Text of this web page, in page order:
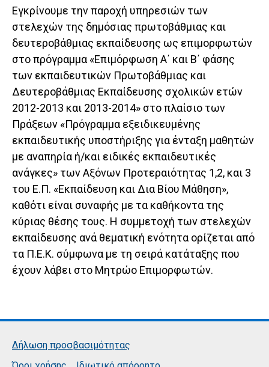
Εγκρίνουμε την παροχή υπηρεσιών των
στελεχών της δημόσιας πρωτοβάθμιας και
δευτεροβάθμιας εκπαίδευ­σης ως επιμορφωτών
στο πρόγραμμα «Επιμόρφωση Α΄ και Β΄ φάσης
των εκπαιδευτικών Πρωτοβάθμιας και
Δευτεροβάθμιας Εκπαίδευσης σχολικών ετών
2012-2013 και 2013-2014» στο πλαίσιο των
Πράξεων «Πρόγραμμα εξειδικευμένης
εκπαιδευτικής υποστήριξης για έντα­ξη μαθητών
με αναπηρία ή/και ειδικές εκπαιδευτικές
ανάγκες» των Αξόνων Προτεραιότητας 1,2, και 3
του Ε.Π. «Εκπαίδευση και Δια Βίου Μάθηση»,
καθότι είναι συναφής με τα καθήκοντα της
κύριας θέσης τους. Η συμμετοχή των στελεχών
εκπαίδευσης ανά θεματική ενότητα ορίζεται από
τα Π.Ε.Κ. σύμφωνα με τη σειρά κατάταξης που
έχουν λάβει στο Μητρώο Επιμορφωτών.
Δήλωση προσβασιμότητας